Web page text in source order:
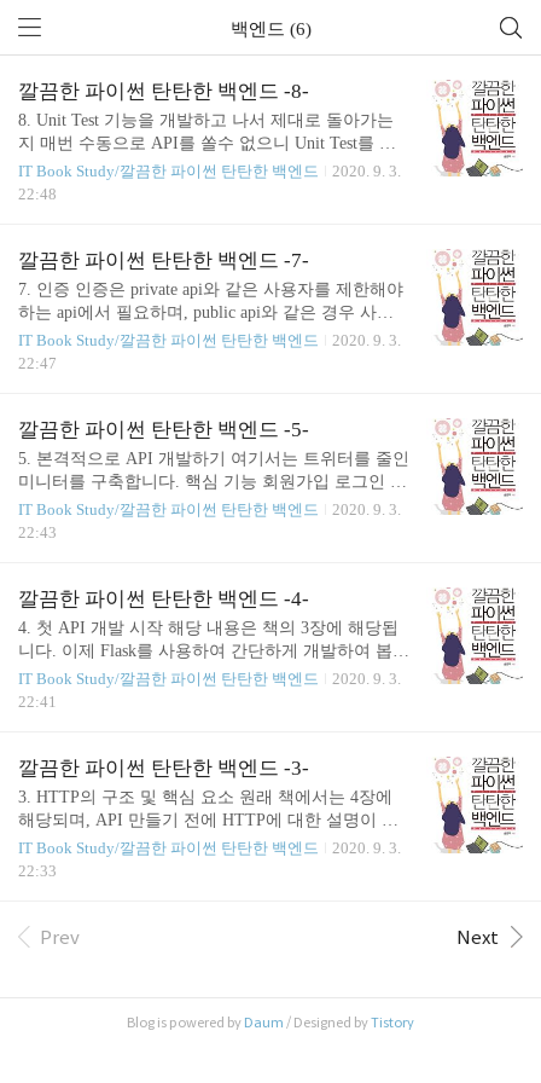
백엔드 (6)
깔끔한 파이썬 탄탄한 백엔드 -8-
8. Unit Test 기능을 개발하고 나서 제대로 돌아가는
지 매번 수동으로 API를 쏠수 없으니 Unit Test를 하
여 각 기능들이 제대로 돌아가는지 테스트를 해야합
니다. UI test / End-to-End Test 웹브라우저를 통해서
면이 정상적으로 작동하는지 테스트 해보는 방식 아
래는 웹 UI test하는 툴입니다. Selenium Katalon Protra
ctor CasperJS PhantomJS Integration test(통합 테스트)
각 기능(모듈)을 통합하는 과정에서 모듈간 호환성의
문제를 찾아내기 위해 수행되는 테스트 빅뱅 통합 :
전체 모듈을 모두 통합한 이후 통합 테스트를 수행하
IT Book Study/깔끔한 파이썬 탄탄한 백엔드
2020. 9. 3.
22:48
깔끔한 파이썬 탄탄한 백엔드 -7-
7. 인증 인증은 private api와 같은 사용자를 제한해야
하는 api에서 필요하며, public api와 같은 경우 사용
횟수 제한이나 남용 방지등을 위해 쓰입니다. 인증
흐름 인증을 생성 및 사용 방법은 대략적으로 아래와
제 없으면 DB에 저장합니다. 이때 id는 그대로 저장
하며 pw는 암호화해서 저장합니다. 회원 가입이 완
료 되면 로그인 합니다. 이때 들어온 id와 pw를 DB에
로 저장된 DB와 비교합니다.) 로그인이 OK가 되면
이때 access token을 만들어서 front-end에 전송합니다.
IT Book Study/깔끔한 파이썬 탄탄한 백엔드
2020. 9. 3.
22:47
깔끔한 파이썬 탄탄한 백엔드 -5-
5. 본격적으로 API 개발하기 여기서는 트위터를 줄인
미니터를 구축합니다. 핵심 기능 회원가입 로그인 트
윗 다른 회원 팔로우 하기 다른 회원 언팔로우 하기
타임라인 회원가입 필요한 정보 id name email passwo
로 넘어온 값을 new_user에 저장 new_user에 id_count
추가 서버에서 생성한 users에 new_user 등록 new_use
r를 json 상태로 return 위 소스를 run 시키고 나서 post
함께 반환 됩니다. 300자 제한 트윗 글 올리기 body에
들어갈 데이터는 ..
IT Book Study/깔끔한 파이썬 탄탄한 백엔드
2020. 9. 3.
22:43
깔끔한 파이썬 탄탄한 백엔드 -4-
4. 첫 API 개발 시작 해당 내용은 책의 3장에 해당됩
니다. 이제 Flask를 사용하여 간단하게 개발하여 봅시
다. 1줄 : flask를 불러옵니다. 3줄 : app이라는 변수에
Flask 모듈을 쓸수 있도록 만들어줍니다. 5, 9줄 : flas
다. 13~14줄 : flask run이 아닌 python으로 run 시키기
위해 작성합니다. host : 0.0.0.0으로 하면 모든 ip에 대
해서 허용합니다. port : 80으로도 설정할 수 있지만
ebug : true 일 경우 파이썬에서 발생한 모든 오류가
출력되므로 개발시에만 사..
IT Book Study/깔끔한 파이썬 탄탄한 백엔드
2020. 9. 3.
22:41
깔끔한 파이썬 탄탄한 백엔드 -3-
3. HTTP의 구조 및 핵심 요소 원래 책에서는 4장에
해당되며, API 만들기 전에 HTTP에 대한 설명이 먼
저 하는게 맞을듯 하여 임의로 순서를 변경하였습니
다. 1) HTTP HyperText Transfer Protocol의 약자로 H
서버로 HTTP Request를 보내면 서버에서 처리 후 결
Stateless 기본적인 HTTP가 해당됩니다. 또한, UDP와
IT Book Study/깔끔한 파이썬 탄탄한 백엔드
2020. 9. 3.
22:33
Prev Next
Blog is powered by Daum / Designed byTistory